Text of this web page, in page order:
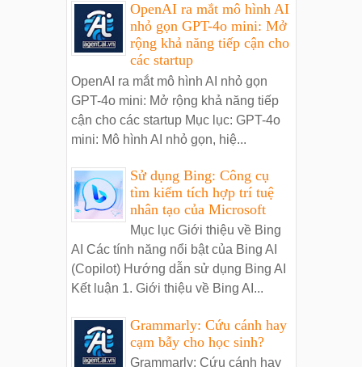
OpenAI ra mắt mô hình AI
nhỏ gọn GPT-4o mini: Mở
rộng khả năng tiếp cận cho
các startup
OpenAI ra mắt mô hình AI nhỏ gọn
GPT-4o mini: Mở rộng khả năng tiếp
cận cho các startup Mục lục: GPT-4o
mini: Mô hình AI nhỏ gọn, hiệ...
Sử dụng Bing: Công cụ
tìm kiếm tích hợp trí tuệ
nhân tạo của Microsoft
Mục lục Giới thiệu về Bing
AI Các tính năng nổi bật của Bing AI
(Copilot) Hướng dẫn sử dụng Bing AI
Kết luận 1. Giới thiệu về Bing AI...
Grammarly: Cứu cánh hay
cạm bẫy cho học sinh?
Grammarly: Cứu cánh hay